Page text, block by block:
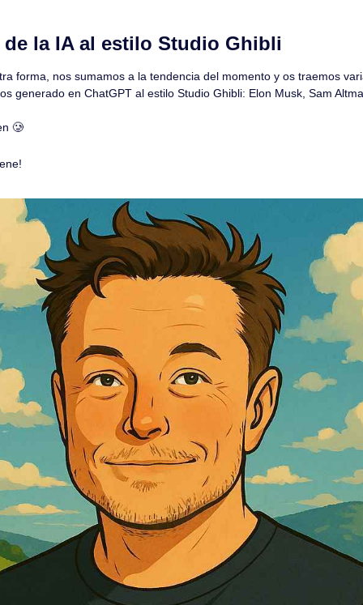
la IA al estilo Studio Ghibli
forma, nos sumamos a la tendencia del momento y os traemos
generado en ChatGPT al estilo Studio Ghibli: Elon Musk, Sam
🥲